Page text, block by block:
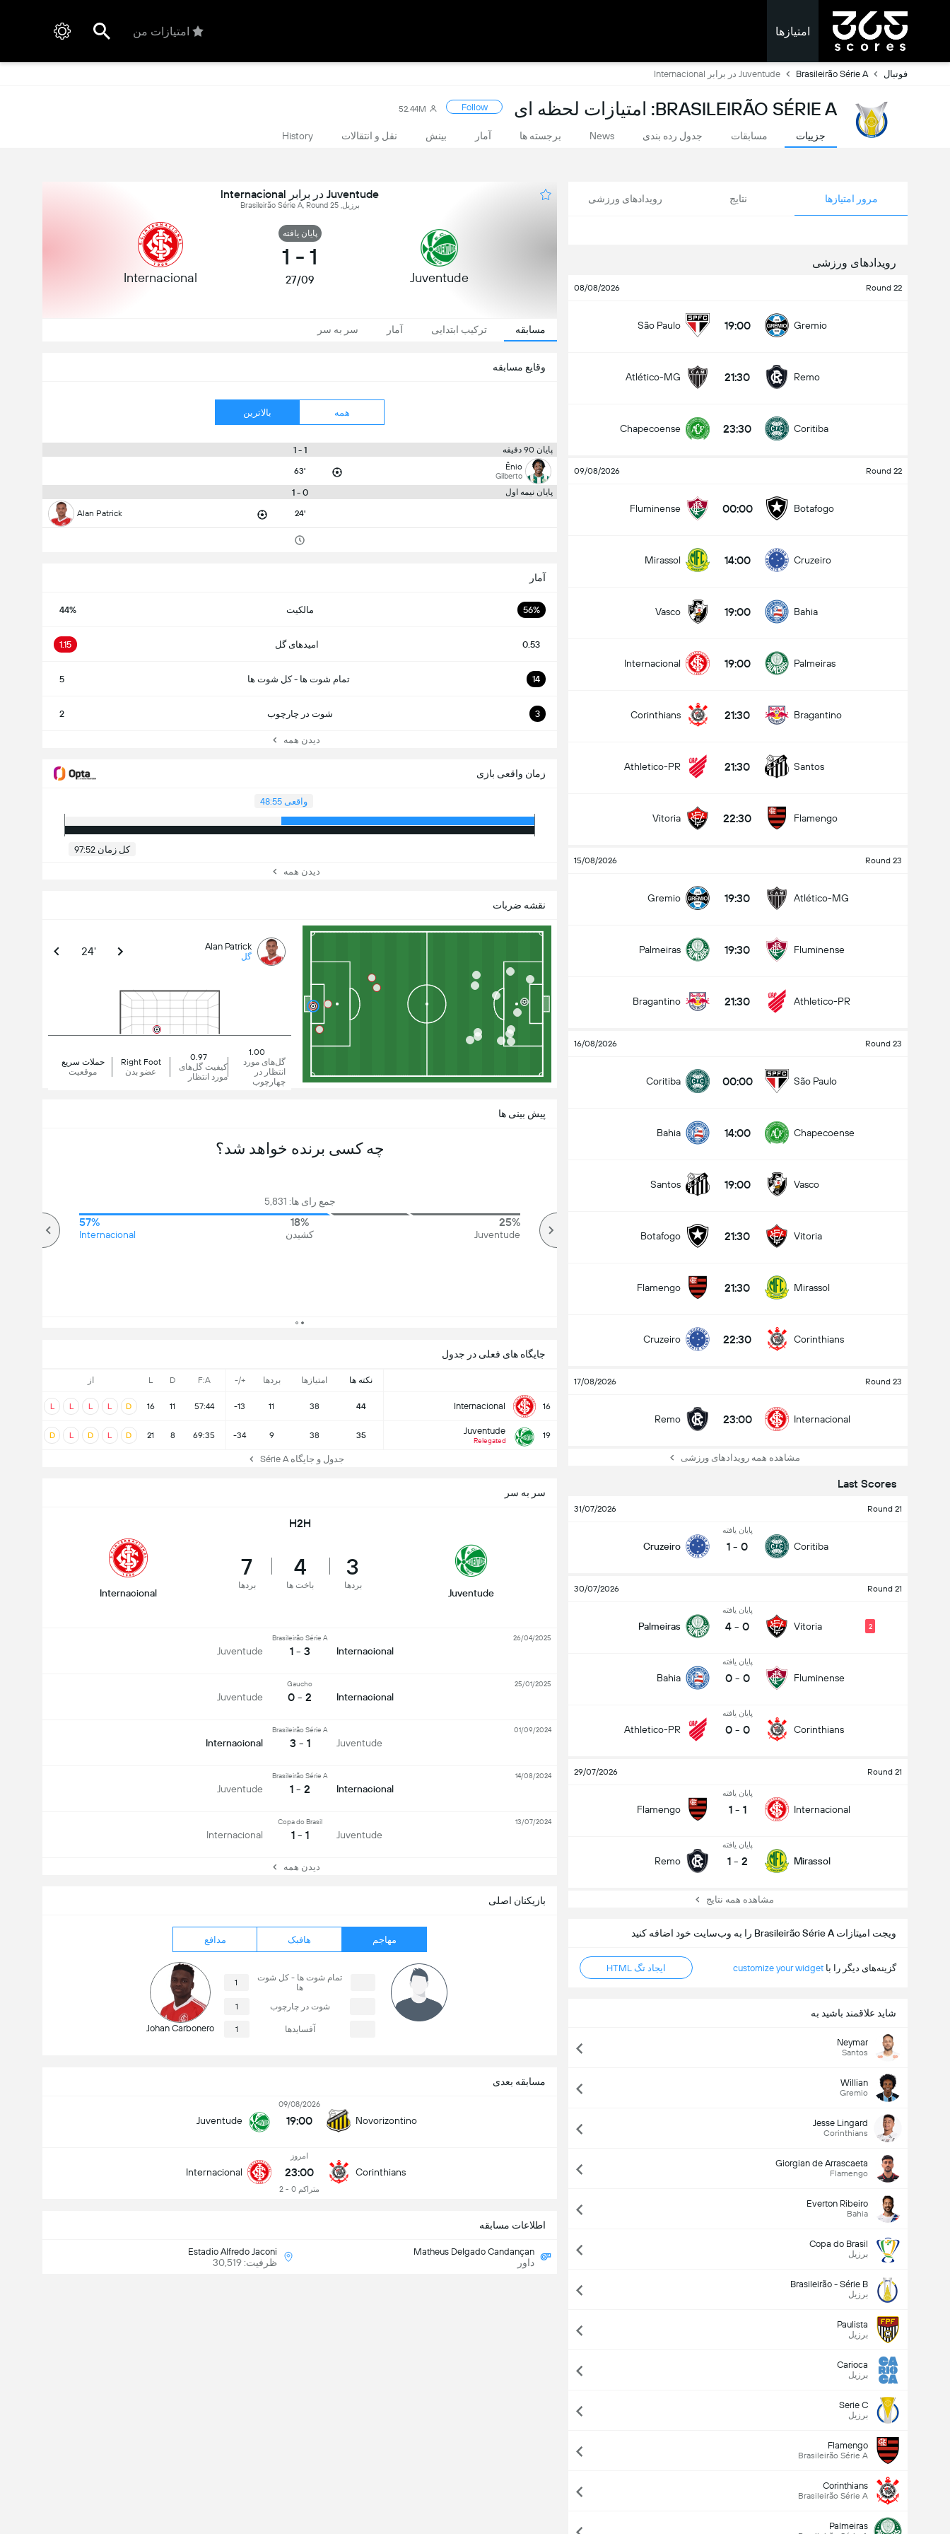
امتیازها امتیازات من
فوتبال Brasileirão Série A Juventude در برابر Internacional
BRASILEIRÃO SÉRIE A: امتیازات لحظه ای Follow
52.44M
جزییات مسابقات جدول رده بندی News برجسته ها آمار بینش نقل و انتقالات History
مرور امتیازها نتایج رویدادهای ورزشی
رویدادهای ورزشی
Round 22
08/08/2026
Gremio
19:00
São Paulo
Remo
21:30
Atlético-MG
Coritiba
23:30
Chapecoense
Round 22
09/08/2026
Botafogo
00:00
Fluminense
Cruzeiro
14:00
Mirassol
Bahia
19:00
Vasco
Palmeiras
19:00
Internacional
Bragantino
21:30
Corinthians
Santos
21:30
Athletico-PR
Flamengo
22:30
Vitoria
Round 23
15/08/2026
Atlético-MG
19:30
Gremio
Fluminense
19:30
Palmeiras
Athletico-PR
21:30
Bragantino
Round 23
16/08/2026
São Paulo
00:00
Coritiba
Chapecoense
14:00
Bahia
Vasco
19:00
Santos
Vitoria
21:30
Botafogo
Mirassol
21:30
Flamengo
Corinthians
22:30
Cruzeiro
Round 23
17/08/2026
Internacional
23:00
Remo
مشاهده همه رویدادهای ورزشی
Last Scores
Round 21
31/07/2026
Coritiba
پایان یافته
0
-
1
Cruzeiro
Round 21
30/07/2026
Vitoria 2
پایان یافته
0
-
4
Palmeiras
Fluminense
پایان یافته
0
-
0
Bahia
Corinthians
پایان یافته
0
-
0
Athletico-PR
Round 21
29/07/2026
Internacional
پایان یافته
1
-
1
Flamengo
Mirassol
پایان یافته
2
-
1
Remo
مشاهده همه نتایج
ویجت امیتازات Brasileirão Série A را به وب‌سایت خود اضافه کنید
گزینه‌های دیگر را با customize your widget ایجاد تگ HTML
شاید علاقمند باشید به
Neymar
Santos
Willian
Gremio
Jesse Lingard
Corinthians
Giorgian de Arrascaeta
Flamengo
Everton Ribeiro
Bahia
Copa do Brasil
برزیل
Brasileirão - Série B
برزیل
Paulista
برزیل
Carioca
برزیل
Serie C
برزیل
Flamengo
Brasileirão Série A
Corinthians
Brasileirão Série A
Palmeiras
Juventude در برابر Internacional
برزیل, Brasileirão Série A, Round 25
Juventude
پایان یافته
1
-
1
27/09
Internacional
مسابقه ترکیب ابتدایی آمار سر به سر
وقایع مسابقه
همه بالاترین
پایان 90 دقیقه 1 - 1
Ênio
Gilberto
63'
پایان نیمه اول 0 - 1
24'
Alan Patrick
مسابقه بعدی
Novorizontino
09/08/2026
19:00
Juventude
Corinthians
امروز
23:00
متراکم 0 - 2
Internacional
بازیکنان اصلی
مهاجم هافبک مدافع
تمام شوت ها - کل شوت
ها
1
شوت در چارچوب 1
آفسایدها 1
Johan Carbonero
آمار
56% مالکیت 44%
0.53 امیدهای گل 1.15
14 تمام شوت ها - کل شوت ها 5
3 شوت در چارچوب 2
دیدن همه
زمان واقعی بازی
واقعی 48:55
کل زمان 97:52
دیدن همه
نقشه ضربات
Alan Patrick
گل 24'
حملات سریع
موقعیت
Right Foot
عضو بدن
0.97
کیفیت گل‌های
مورد انتظار
1.00
گل‌های مورد
انتظار در
چهارچوب
اطلاعات مسابقه
Matheus Delgado Candançan
داور
Estadio Alfredo Jaconi
ظرفیت: 30,519
جایگاه های فعلی در جدول
نکته ها امتیازها بردها +/-
F:A
D
L از
16
Internacional
44
38
11
-13
57:44
11
16
D
L
L
L
L
19
Juventude
Relegated
35
38
9
-34
69:35
8
21
D
L
D
L
D
جدول و جایگاه Série A
پیش بینی ها
چه کسی برنده خواهد شد؟
جمع رای ها: 5,831
25%
Juventude
18%
کشیدن
57%
Internacional
کل گل های بازی (2.5)
سر به سر
H2H
Juventude
3
بردها
4
باخت ها
7
بردها
Internacional
Internacional
Brasileirão Série A
3 - 1
Juventude
26/04/2025
Internacional
Gaucho
2 - 0
Juventude
25/01/2025
Juventude
Brasileirão Série A
1 - 3
Internacional
01/09/2024
Internacional
Brasileirão Série A
2 - 1
Juventude
14/08/2024
Juventude
Copa do Brasil
1 - 1
Internacional
13/07/2024
دیدن همه